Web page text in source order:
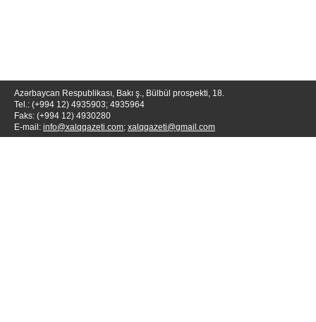
Azərbaycan Respublikası, Bakı ş., Bülbül prospekti, 18.
Tel.: (+994 12) 4935903; 4935964
Faks: (+994 12) 4930280
E-mail: info@xalqqazeti.com; xalqqazeti@gmail.com